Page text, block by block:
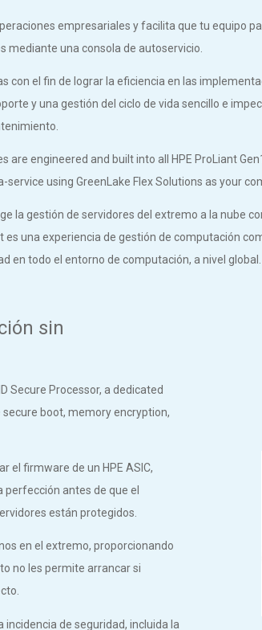
empresariales y facilita que tu equipo
mediante una consola de autoservicio.
con el fin de lograr la eficiencia en las
y una gestión del ciclo de vida sencillo e
are engineered and built into all HPE ProLiant
service using GreenLake Flex Solutions as your
la gestión de servidores del extremo a la nube
es una experiencia de gestión de computación
en todo el entorno de computación, a nivel global.
sin
Secure Processor, a dedicated
boot, memory encryption,
el firmware de un HPE ASIC,
antes de que el
están protegidos.
en el extremo, proporcionando
no les permite arrancar si
de seguridad, incluida la